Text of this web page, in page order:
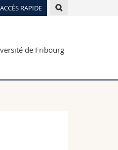
ACCÈS RAPIDE
de Fribourg